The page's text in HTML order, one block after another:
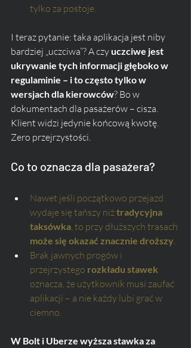
tylko za postoje.
I teraz pytanie: taka aplikacja jest niby
bardziej „uczciwa”? A czy uczciwe jest
ukrywanie tych informacji głęboko w
regulaminie – i to często tylko w
wersjach dla kierowców? Bo w
dokumentach dla pasażerów – cisza.
Klient widzi jedynie końcową kwotę.
Zero przejrzystości.
Co to oznacza dla pasażera?
Nawet jeśli początkowo przejazd
wydaje się tańszy niż tradycyjna
taksówka, to przy dłuższych trasach
może się okazać znacznie droższy.
Brak jawnych progów i
przejrzystego rozkładu stawek
oznacza, że użytkownik musi zaufać
aplikacji – a nie każdy lubi grać w
ciemno.
W Bolt i Uberze wyższa stawka za